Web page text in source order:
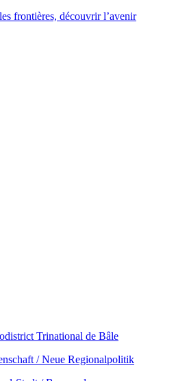
frontières, découvrir l’avenir